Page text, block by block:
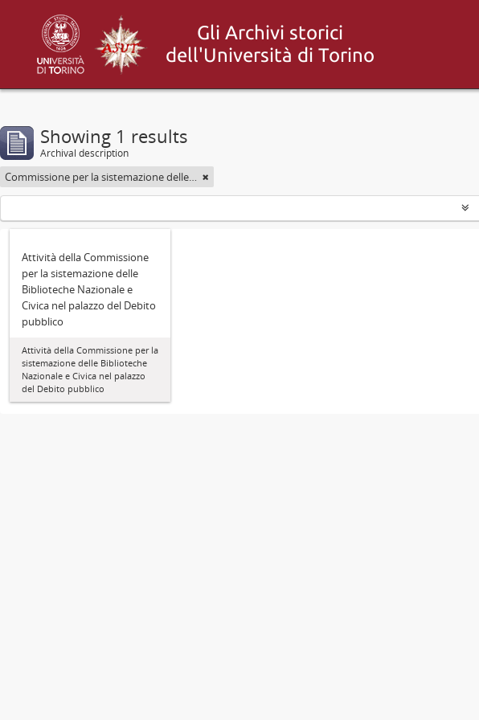
Showing 1 results
Archival description
Commissione per la sistemazione delle Biblioteche Nazionale e Civica di Torino nel palazzo del Debito pubblico
Attività della Commissione
per la sistemazione delle
Biblioteche Nazionale e
Civica nel palazzo del Debito
pubblico
Attività della Commissione per la
sistemazione delle Biblioteche
Nazionale e Civica nel palazzo
del Debito pubblico